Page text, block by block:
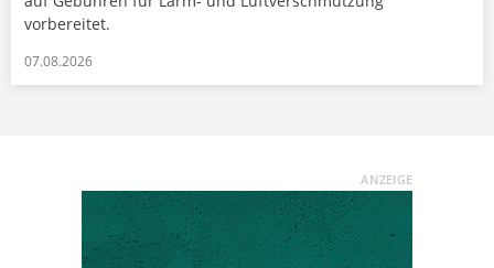
vorbereitet.
07.08.2026
ANZEIGE